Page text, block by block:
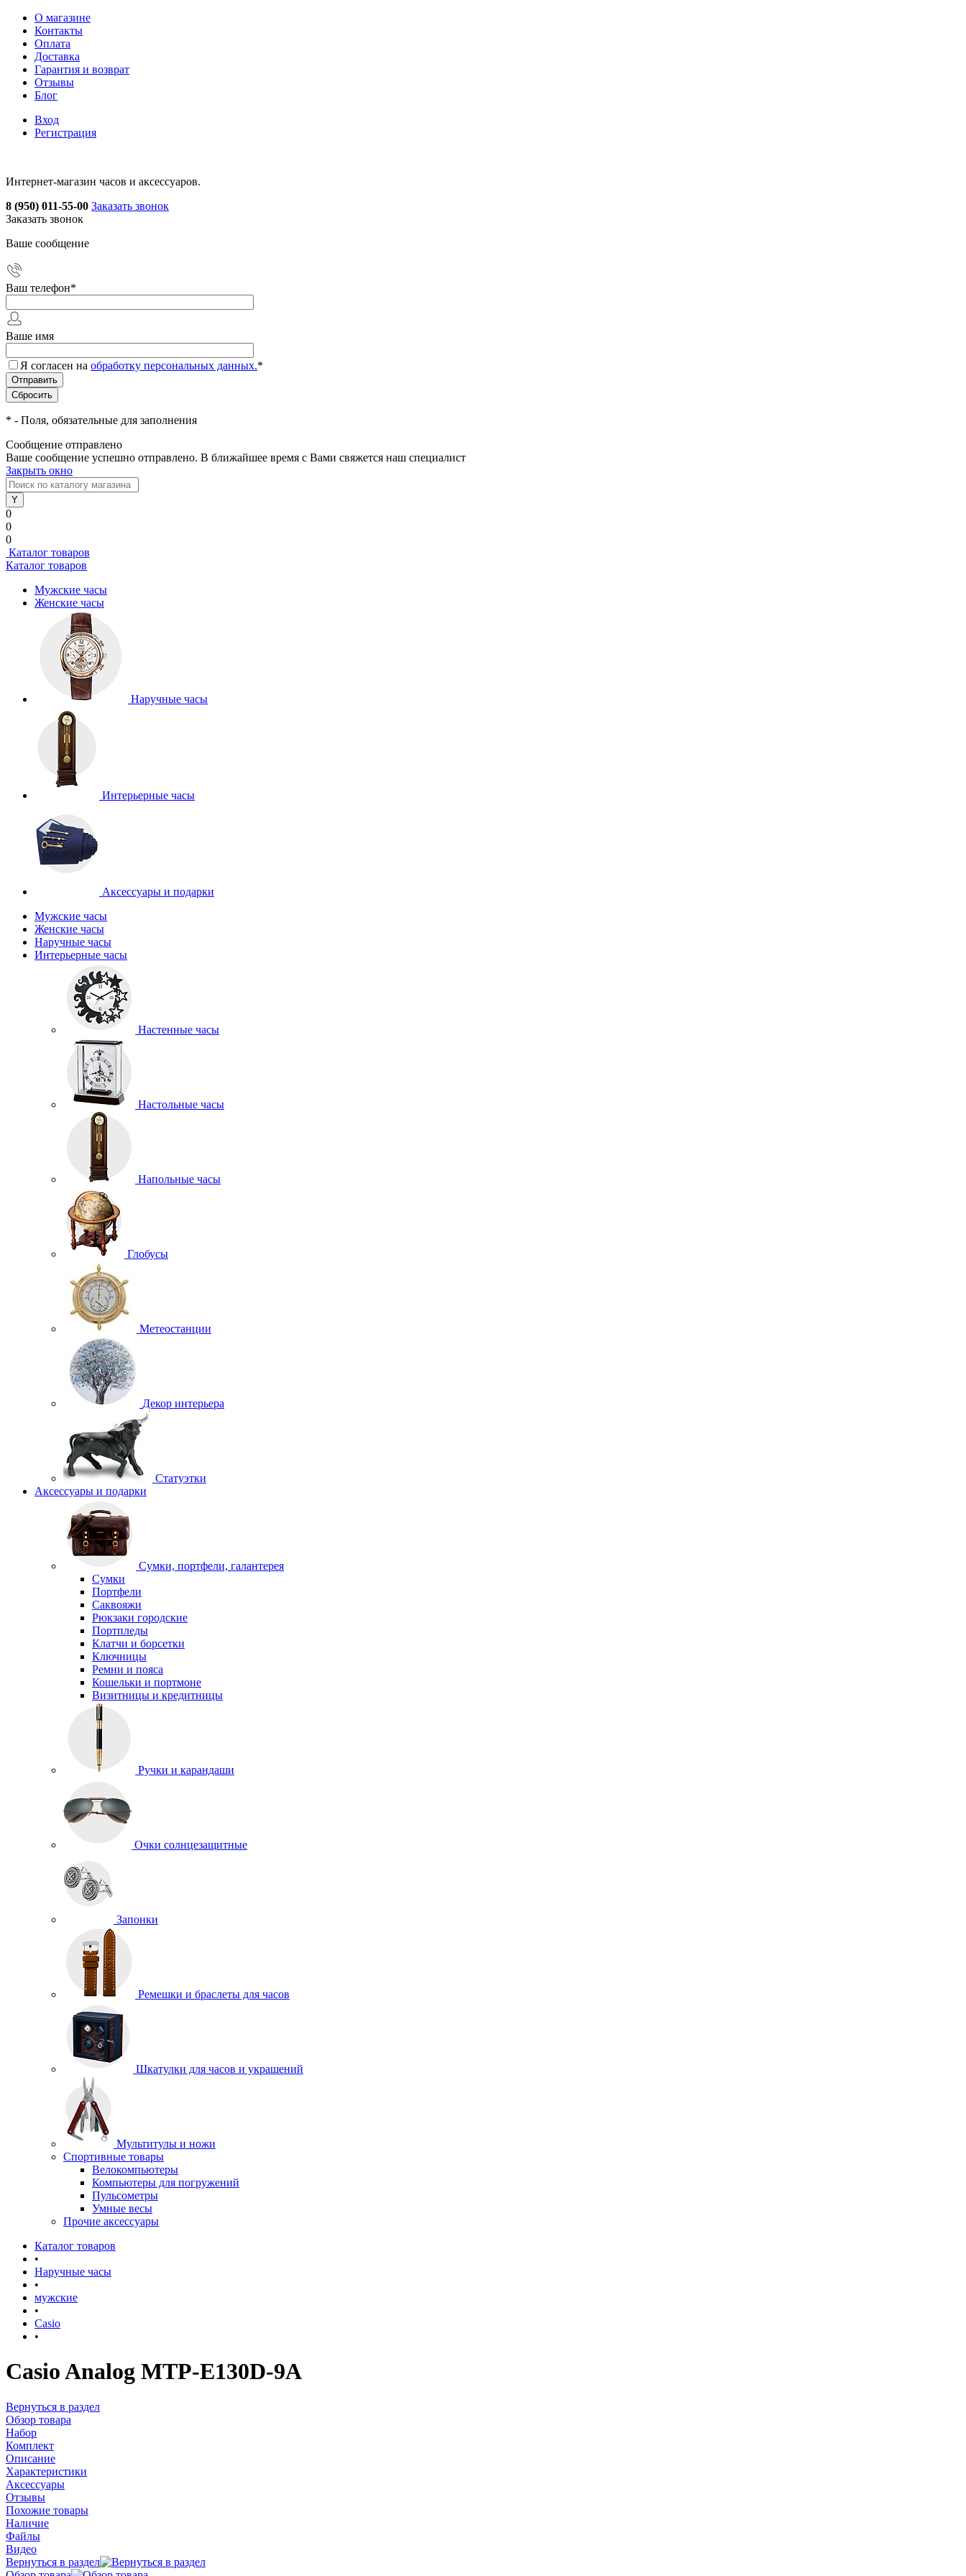
О магазине
Контакты
Оплата
Доставка
Гарантия и возврат
Отзывы
Блог
Вход
Регистрация
Интернет-магазин часов и аксессуаров.
8 (950) 011-55-00 Заказать звонок
Заказать звонок
Ваше сообщение
Ваш телефон*
Ваше имя
Я согласен на обработку персональных данных.*
* - Поля, обязательные для заполнения
Сообщение отправлено
Ваше сообщение успешно отправлено. В ближайшее время с Вами свяжется наш специалист
Закрыть окно
0
0
0
Каталог товаров
Каталог товаров
Мужские часы
Женские часы
Наручные часы
Интерьерные часы
Аксессуары и подарки
Мужские часы
Женские часы
Наручные часы
Интерьерные часы
Настенные часы
Настольные часы
Напольные часы
Глобусы
Метеостанции
Декор интерьера
Статуэтки
Аксессуары и подарки
Сумки, портфели, галантерея
Сумки
Портфели
Саквояжи
Рюкзаки городские
Портпледы
Клатчи и борсетки
Ключницы
Ремни и пояса
Кошельки и портмоне
Визитницы и кредитницы
Ручки и карандаши
Очки солнцезащитные
Запонки
Ремешки и браслеты для часов
Шкатулки для часов и украшений
Мультитулы и ножи
Спортивные товары
Велокомпьютеры
Компьютеры для погружений
Пульсометры
Умные весы
Прочие аксессуары
Каталог товаров
•
Наручные часы
•
мужские
•
Casio
•
Casio Analog MTP-E130D-9A
Вернуться в раздел
Обзор товара
Набор
Комплект
Описание
Характеристики
Аксессуары
Отзывы
Похожие товары
Наличие
Файлы
Видео
Вернуться в раздел